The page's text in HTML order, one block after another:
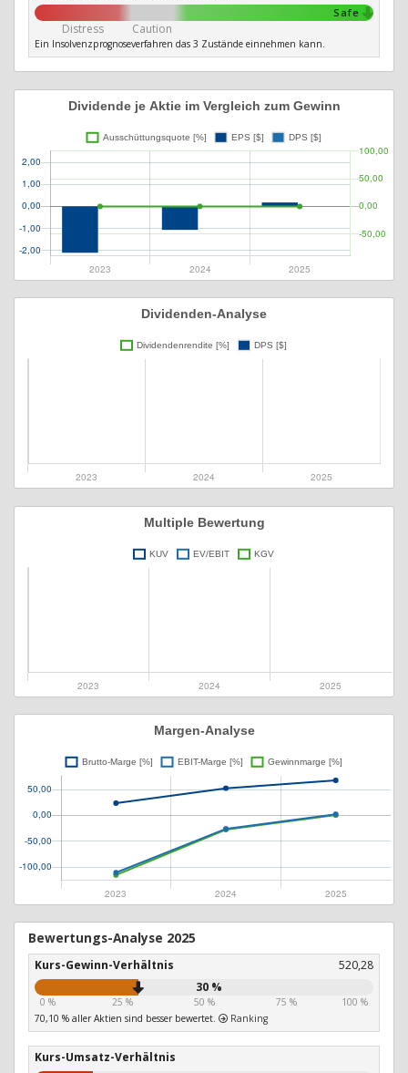
Safe
Distress Caution
Ein Insolvenzprognoseverfahren das 3 Zustände einnehmen kann.
Bewertungs-Analyse 2025
Kurs-Gewinn-Verhältnis
520,28
30 %
0 % 25 % 50 % 75 %
100 %
70,10 % aller Aktien sind besser bewertet.
Ranking
Kurs-Umsatz-Verhältnis